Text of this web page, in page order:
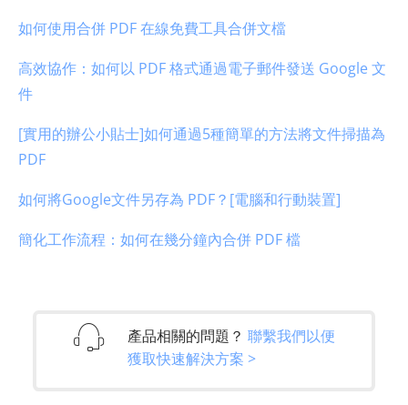
如何使用合併 PDF 在線免費工具合併文檔
高效協作：如何以 PDF 格式通過電子郵件發送 Google 文
件
[實用的辦公小貼士]如何通過5種簡單的方法將文件掃描為
PDF
如何將Google文件另存為 PDF？[電腦和行動裝置]
簡化工作流程：如何在幾分鐘內合併 PDF 檔
產品相關的問題？ 聯繫我們以便
獲取快速解決方案 >